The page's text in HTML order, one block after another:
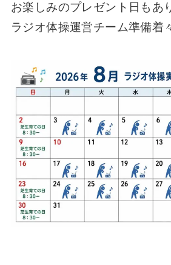
お楽しみのプレゼント日もあ
ラジオ体操運営チーム準備着